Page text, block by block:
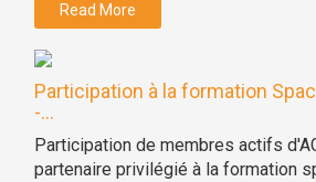
Read More
Participation à la formation
-...
Participation de membres actifs
partenaire privilégié à la formation